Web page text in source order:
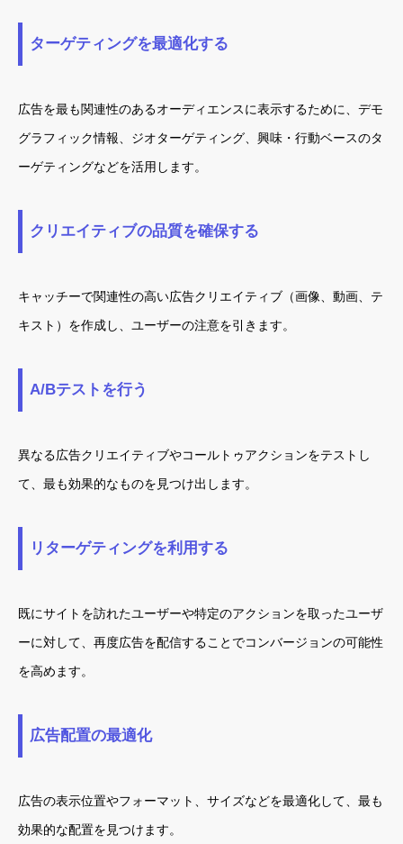
ターゲティングを最適化する
広告を最も関連性のあるオーディエンスに表示するために、デモ
グラフィック情報、ジオターゲティング、興味・行動ベースのタ
ーゲティングなどを活用します。
クリエイティブの品質を確保する
キャッチーで関連性の高い広告クリエイティブ（画像、動画、テ
キスト）を作成し、ユーザーの注意を引きます。
A/Bテストを行う
異なる広告クリエイティブやコールトゥアクションをテストし
て、最も効果的なものを見つけ出します。
リターゲティングを利用する
既にサイトを訪れたユーザーや特定のアクションを取ったユーザ
ーに対して、再度広告を配信することでコンバージョンの可能性
を高めます。
広告配置の最適化
広告の表示位置やフォーマット、サイズなどを最適化して、最も
効果的な配置を見つけます。